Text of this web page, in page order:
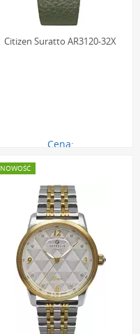
Citizen Suratto AR3120-32X
Cena:
NOWOŚĆ